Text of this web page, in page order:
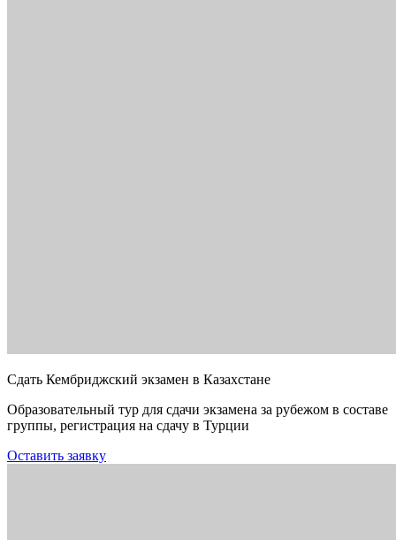
Сдать Кембриджский экзамен в Казахстане
Образовательный тур для сдачи экзамена за рубежом в составе
группы, регистрация на сдачу в Турции
Оставить заявку